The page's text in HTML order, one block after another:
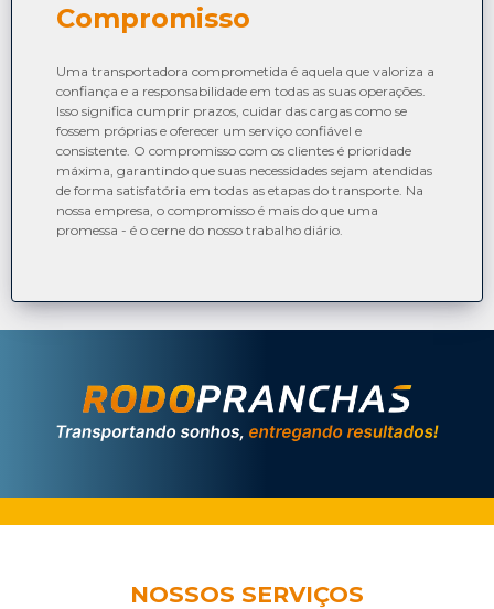
Compromisso
Uma transportadora comprometida é aquela que valoriza a
confiança e a responsabilidade em todas as suas operações.
Isso significa cumprir prazos, cuidar das cargas como se
fossem próprias e oferecer um serviço confiável e
consistente. O compromisso com os clientes é prioridade
máxima, garantindo que suas necessidades sejam atendidas
de forma satisfatória em todas as etapas do transporte. Na
nossa empresa, o compromisso é mais do que uma
promessa - é o cerne do nosso trabalho diário.
NOSSOS SERVIÇOS